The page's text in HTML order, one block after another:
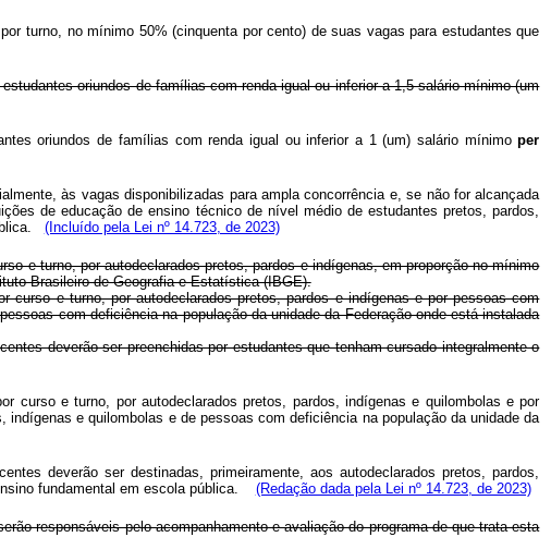
turno, no mínimo 50% (cinquenta por cento) de suas vagas para estudantes que
oriundos de famílias com renda igual ou inferior a 1,5 salário-mínimo (um
oriundos de famílias com renda igual ou inferior a 1 (um) salário mínimoper
às vagas disponibilizadas para ampla concorrência e, se não for alcançada
de educação de ensino técnico de nível médio de estudantes pretos, pardos,
(Incluído pela Lei nº 14.723, de 2023)
e turno, por autodeclarados pretos, pardos e indígenas, em proporção no mínimo
Brasileiro de Geografia e Estatística (IBGE).
e turno, por autodeclarados pretos, pardos e indígenas e por pessoas com
com deficiência na população da unidade da Federação onde está instalada
deverão ser preenchidas por estudantes que tenham cursado integralmente o
curso e turno, por autodeclarados pretos, pardos, indígenas e quilombolas e por
e quilombolas e de pessoas com deficiência na população da unidade da
deverão ser destinadas, primeiramente, aos autodeclarados pretos, pardos,
fundamental em escola pública.
(Redação dada pela Lei nº 14.723, de 2023)
responsáveis pelo acompanhamento e avaliação do programa de que trata esta